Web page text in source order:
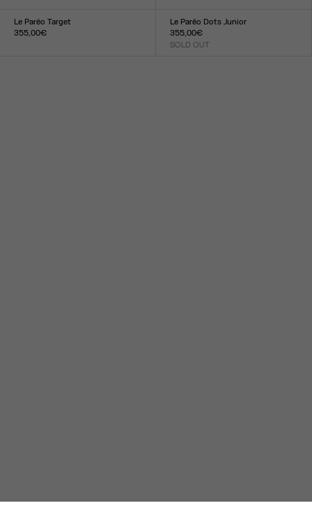
TU
Le Paréo Target
355,00€
Le Paréo Dots Junior
355,00€
SOLD OUT